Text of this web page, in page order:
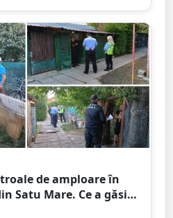
de amploare în
Satu Mare. Ce a găsit
s-au dat